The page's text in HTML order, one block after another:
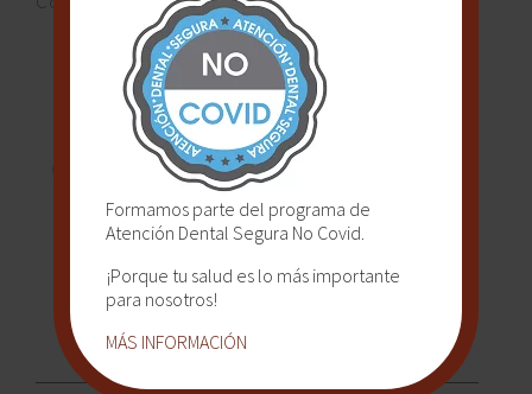
Ubicación
Formamos parte del programa de
Atención Dental Segura No Covid.
¡Porque tu salud es lo más importante
para nosotros!
MÁS INFORMACIÓN